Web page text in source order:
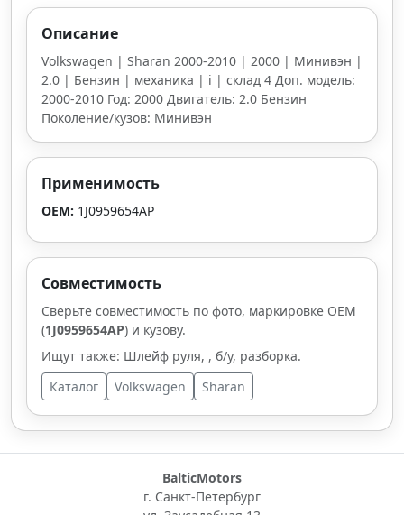
Описание
Volkswagen | Sharan 2000-2010 | 2000 | Минивэн |
2.0 | Бензин | механика | i | склад 4 Доп. модель:
2000-2010 Год: 2000 Двигатель: 2.0 Бензин
Поколение/кузов: Минивэн
Применимость
OEM: 1J0959654AP
Совместимость
Сверьте совместимость по фото, маркировке OEM
(1J0959654AP) и кузову.
Ищут также: Шлейф руля, , б/у, разборка.
Каталог
Volkswagen Sharan
BalticMotors
г. Санкт-Петербург